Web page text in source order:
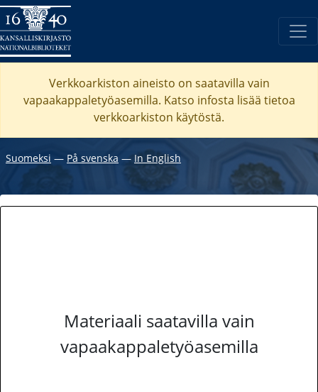
Verkkoarkiston aineisto on saatavilla vain
vapaakappaletyöasemilla. Katso infosta lisää tietoa
verkkoarkiston käytöstä.
Suomeksi ― På svenska ― In English
Materiaali saatavilla vain
vapaakappaletyöasemilla